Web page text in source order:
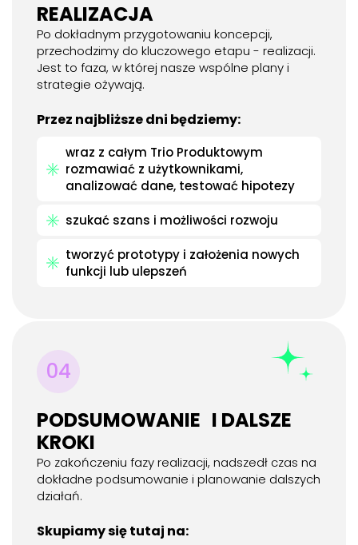
REALIZACJA
Po dokładnym przygotowaniu koncepcji,
przechodzimy do kluczowego etapu - realizacji.
Jest to faza, w której nasze wspólne plany i
strategie ożywają.
Przez najbliższe dni będziemy:
wraz z całym Trio Produktowym
rozmawiać z użytkownikami,
analizować dane, testować hipotezy
szukać szans i możliwości rozwoju
tworzyć prototypy i założenia nowych
funkcji lub ulepszeń
04
PODSUMOWANIE I DALSZE
KROKI
Po zakończeniu fazy realizacji, nadszedł czas na
dokładne podsumowanie i planowanie dalszych
działań.
Skupiamy się tutaj na: